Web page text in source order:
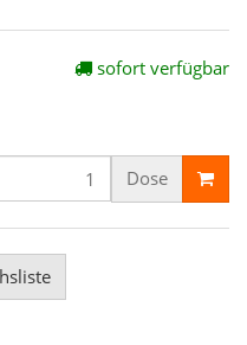
sofort verfügbar
Dose